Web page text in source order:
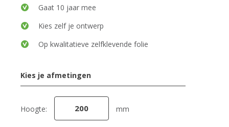
Gaat 10 jaar mee
Kies zelf je ontwerp
Op kwalitatieve zelfklevende folie
Kies je afmetingen
Hoogte: mm